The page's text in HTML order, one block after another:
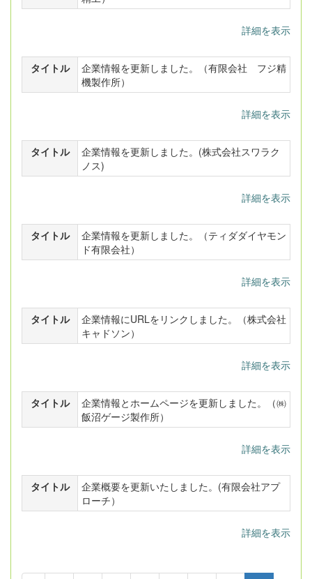
詳細を表示
タイトル
企業情報を更新しました。（有限会社 フジ精
機製作所）
詳細を表示
タイトル
企業情報を更新しました。(株式会社スワラク
ノス)
詳細を表示
タイトル
企業情報を更新しました。（ティダダイヤモン
ド有限会社）
詳細を表示
タイトル
企業情報にURLをリンクしました。（株式会社
キャドソン）
詳細を表示
タイトル
企業情報とホームページを更新しました。（㈱
飯沼ゲージ製作所）
詳細を表示
タイトル
企業概要を更新いたしました。(有限会社アプ
ローチ）
詳細を表示